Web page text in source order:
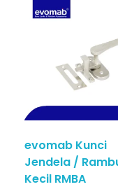
evomab Kunci
Jendela /
Kecil RMBA